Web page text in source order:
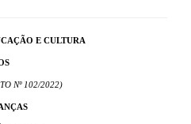
E CULTURA
Nº 102/2022)